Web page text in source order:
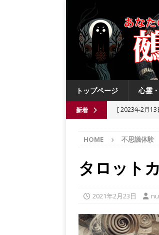
トップページ 心霊
新着 [ 2023年2月13
[ 2021年6月13
[ 2021年6月13
[ 2023年4月4日
HOME 不思議体験
タロット
2021年2月23日